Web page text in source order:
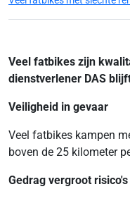
Veel fatbikes zijn
dienstverlener DAS
Veiligheid in gevaar
Veel fatbikes kampen
boven de 25 kilometer
Gedrag vergroot risico's